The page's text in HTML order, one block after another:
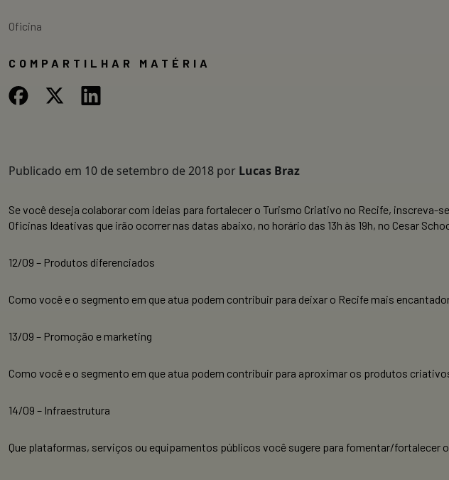
Oficina
COMPARTILHAR MATÉRIA
Publicado em 10 de setembro de 2018 por Lucas Braz
Se você deseja colaborar com ideias para fortalecer o Turismo Criativo no Recife, inscreva-
Oficinas Ideativas que irão ocorrer nas datas abaixo, no horário das 13h às 19h, no Cesar
12/09 – Produtos diferenciados
Como você e o segmento em que atua podem contribuir para deixar o Recife mais
13/09 – Promoção e marketing
Como você e o segmento em que atua podem contribuir para aproximar os produtos
14/09 – Infraestrutura
Que plataformas, serviços ou equipamentos públicos você sugere para fomentar/fortalecer